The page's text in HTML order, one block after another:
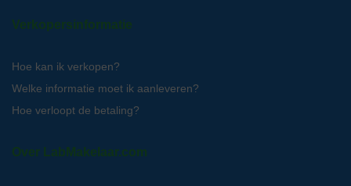
Verkopersinformatie
Hoe kan ik verkopen?
Welke informatie moet ik aanleveren?
Hoe verloopt de betaling?
Over LabMakelaar.com